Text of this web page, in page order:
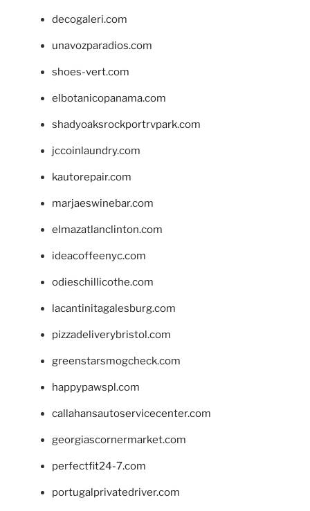
decogaleri.com
unavozparadios.com
shoes-vert.com
elbotanicopanama.com
shadyoaksrockportrvpark.com
jccoinlaundry.com
kautorepair.com
marjaeswinebar.com
elmazatlanclinton.com
ideacoffeenyc.com
odieschillicothe.com
lacantinitagalesburg.com
pizzadeliverybristol.com
greenstarsmogcheck.com
happypawspl.com
callahansautoservicecenter.com
georgiascornermarket.com
perfectfit24-7.com
portugalprivatedriver.com